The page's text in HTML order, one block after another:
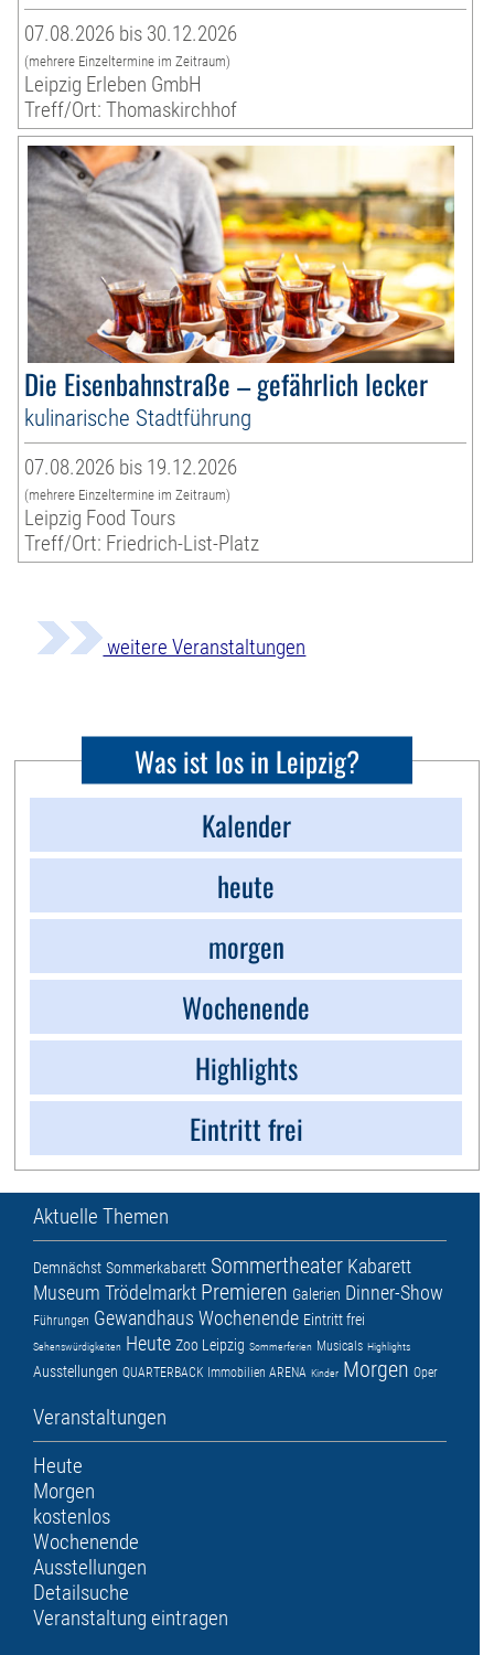
07.08.2026 bis 30.12.2026
(mehrere Einzeltermine im Zeitraum)
Leipzig Erleben GmbH
Treff/Ort: Thomaskirchhof
Die Eisenbahnstraße – gefährlich lecker
kulinarische Stadtführung
07.08.2026 bis 19.12.2026
(mehrere Einzeltermine im Zeitraum)
Leipzig Food Tours
Treff/Ort: Friedrich-List-Platz
weitere Veranstaltungen
Was ist los in Leipzig?
Kalender
heute
morgen
Wochenende
Highlights
Eintritt frei
Aktuelle Themen
Demnächst Sommerkabarett Sommertheater Kabarett
Museum Trödelmarkt Premieren Galerien Dinner-Show
Führungen Gewandhaus Wochenende Eintritt frei
Sehenswürdigkeiten Heute Zoo Leipzig Sommerferien Musicals Highlights
Ausstellungen QUARTERBACK Immobilien ARENA Kinder Morgen Oper
Veranstaltungen
Heute
Morgen
kostenlos
Wochenende
Ausstellungen
Detailsuche
Veranstaltung eintragen